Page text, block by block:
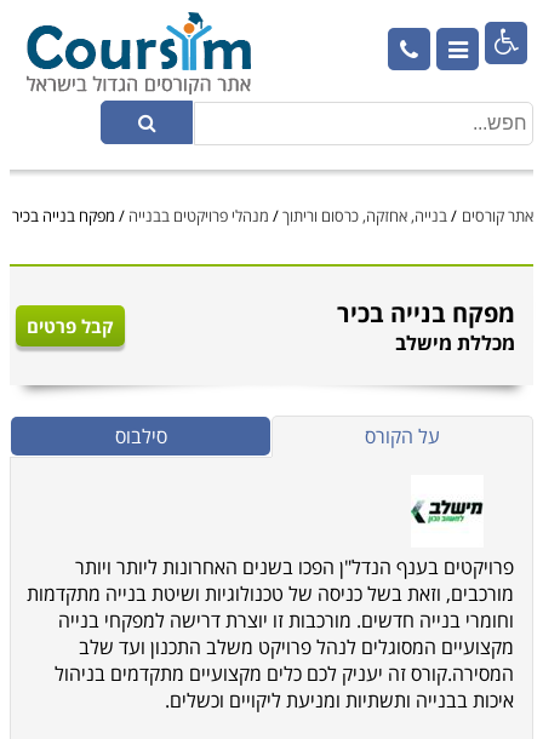

אתר קורסים /בנייה, אחזקה, כרסום וריתוך/ מנהלי פרויקטים בבנייה / מפקח בנייה בכיר
מפקח בנייה בכיר
מכללת מישלב
קבל פרטים
על הקורס סילבוס
פרויקטים בענף הנדל"ן הפכו בשנים האחרונות ליותר ויותר
מורכבים, וזאת בשל כניסה של טכנולוגיות ושיטת בנייה מתקדמות
וחומרי בנייה חדשים. מורכבות זו יוצרת דרישה למפקחי בנייה
מקצועיים המסוגלים לנהל פרויקט משלב התכנון ועד שלב
המסירה.קורס זה יעניק לכם כלים מקצועיים מתקדמים בניהול
איכות בבנייה ותשתיות ומניעת ליקויים וכשלים.